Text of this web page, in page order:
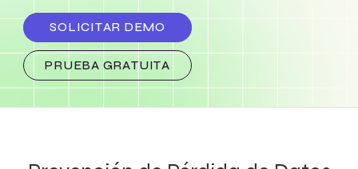
SOLICITAR DEMO
PRUEBA GRATUITA